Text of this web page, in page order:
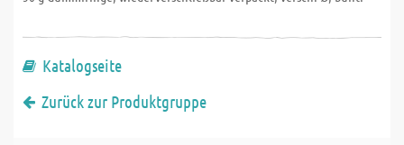
Katalogseite
Zurück zur Produktgruppe